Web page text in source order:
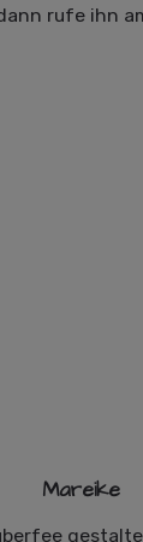
rufe ihn
Mareike